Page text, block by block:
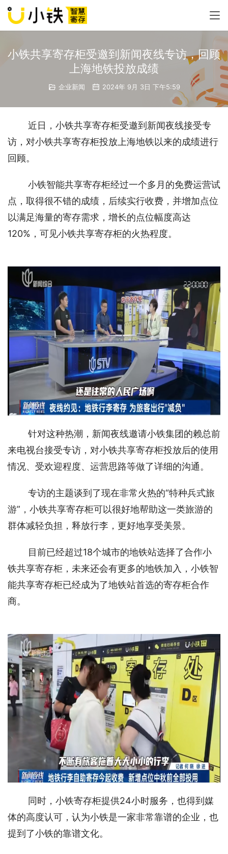
小铁共享寄存柜受邀到新闻夜线专访，回顾
上海地铁投放成绩
企业新闻 2024年 9月 3日 下午5:59
近日，小铁共享寄存柜受邀到新闻夜线接受专
访，对小铁共享寄存柜投放上海地铁以来的成绩进行
回顾。
小铁智能共享寄存柜经过一个多月的免费运营试
点，取得很不错的成绩，后续实行收费，并增加点位
以满足海量的寄存需求，增长的点位幅度高达
120%，可见小铁共享寄存柜的火热程度。
针对这种热潮，新闻夜线邀请小铁集团的赖总前
来电视台接受专访，对小铁共享寄存柜投放后的使用
情况、受欢迎程度、运营思路等做了详细的沟通。
专访的主题谈到了现在非常火热的“特种兵式旅
游”，小铁共享寄存柜可以很好地帮助这一类旅游的
群体减轻负担，释放行李，更好地享受美景。
目前已经超过18个城市的地铁站选择了合作小
铁共享寄存柜，未来还会有更多的地铁加入，小铁智
能共享寄存柜已经成为了地铁站首选的寄存柜合作
商。
同时，小铁寄存柜提供24小时服务，也得到媒
体的高度认可，认为小铁是一家非常靠谱的企业，也
提到了小铁的靠谱文化。